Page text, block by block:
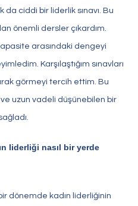
ciddi bir liderlik sınavı. Bu
önemli dersler çıkardım.
arasındaki dengeyi
Karşılaştığım sınavları
görmeyi tercih ettim. Bu
uzun vadeli düşünebilen bir
liderliği nasıl bir yerde
dönemde kadın liderliğinin